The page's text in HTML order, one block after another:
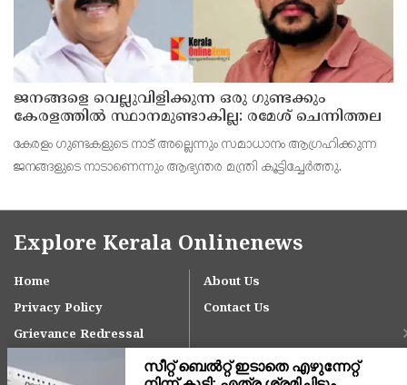
ജനങ്ങളെ വെല്ലുവിളിക്കുന്ന ഒരു ഗുണ്ടക്കും
കേരളത്തില്‍ സ്ഥാനമുണ്ടാകില്ല: രമേശ് ചെന്നിത്തല
കേരളം ഗുണ്ടകളുടെ നാട് അല്ലെന്നും സമാധാനം ആഗ്രഹിക്കുന്ന
ജനങ്ങളുടെ നാടാണെന്നും ആഭ്യന്തര മന്ത്രി കൂട്ടിച്ചേര്‍ത്തു.
Explore Kerala Onlinenews
Home
About Us
Privacy Policy
Contact Us
Grievance Redressal